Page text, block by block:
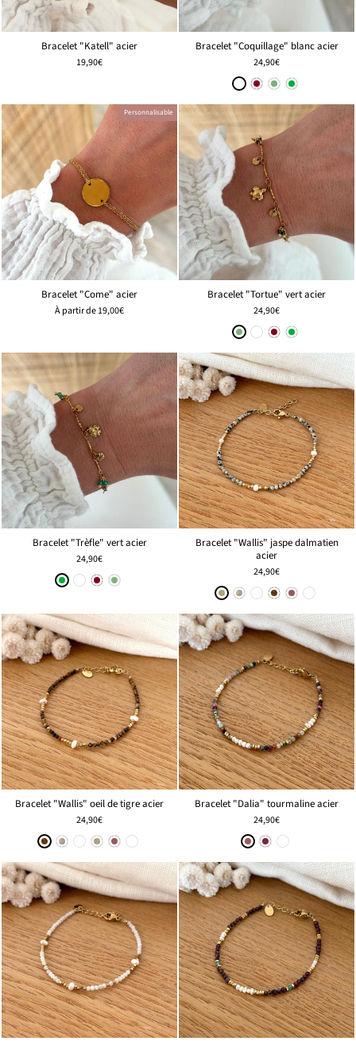
Bracelet "Katell" acier
19,90€
Bracelet "Coquillage" blanc acier
24,90€
Personnalisable
Bracelet "Come" acier
À partir de19,00€
Bracelet "Tortue" vert acier
24,90€
Bracelet "Trèfle" vert acier
24,90€
Bracelet "Wallis" jaspe dalmatien
acier
24,90€
Bracelet "Wallis" oeil de tigre acier
24,90€
Bracelet "Dalia" tourmaline acier
24,90€